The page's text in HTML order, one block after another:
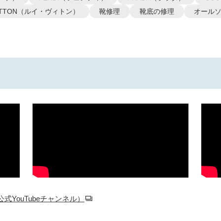
（ルイ・ヴィトン）
靴修理 靴底の修理 オール
YouTubeチャンネル）